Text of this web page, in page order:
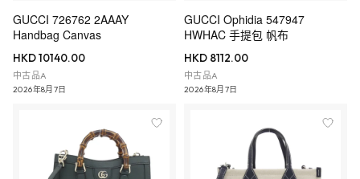
GUCCI 726762 2AAAY
Handbag Canvas
HKD 10140.00
中古品A
2026年8月7日
GUCCI Ophidia 547947
HWHAC 手提包 帆布
HKD 8112.00
中古品A
2026年8月7日